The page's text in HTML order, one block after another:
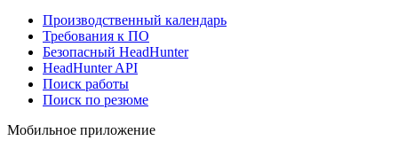
Производственный календарь
Требования к ПО
Безопасный HeadHunter
HeadHunter API
Поиск работы
Поиск по резюме
Мобильное приложение